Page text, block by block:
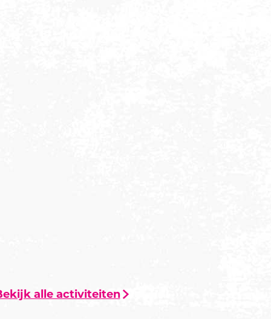
alle activiteiten